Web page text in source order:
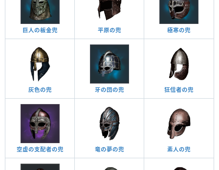
巨人の板金兜 平原の兜 極寒の兜
灰色の兜 牙の団の兜 狂信者の兜
空虚の支配者の兜 竜の夢の兜 素人の兜